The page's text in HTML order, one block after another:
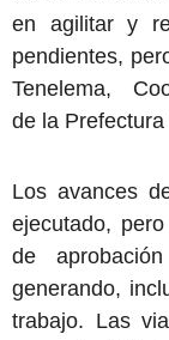
en agilitar y
pendientes,
Tenelema,
de la
Los avances
ejecutado,
de
generando,
trabajo. Las